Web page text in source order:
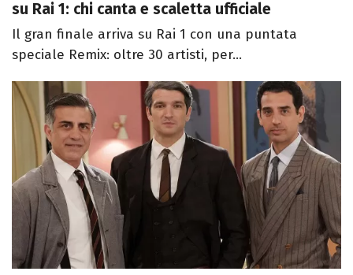
su Rai 1: chi canta e scaletta ufficiale
Il gran finale arriva su Rai 1 con una puntata
speciale Remix: oltre 30 artisti, per...